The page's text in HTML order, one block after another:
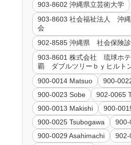
903-8602 沖縄県立芸術大学
903-8603 社会福祉法人 沖縄
会
902-8585 沖縄県 社会保険診
903-8601 株式会社 琉球ホテ
覇 ダブルツリーｂｙヒルト
900-0014 Matsuo
900-
900-0023 Sobe
902-0065
900-0013 Makishi
900-
900-0025 Tsubogawa
900-
900-0029 Asahimachi
902-